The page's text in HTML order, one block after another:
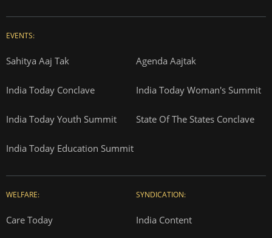
EVENTS:
Sahitya Aaj Tak Agenda Aajtak
India Today Conclave India Today Woman's Summit
India Today Youth Summit State Of The States Conclave
India Today Education Summit
WELFARE:
Care Today
SYNDICATION:
India Content